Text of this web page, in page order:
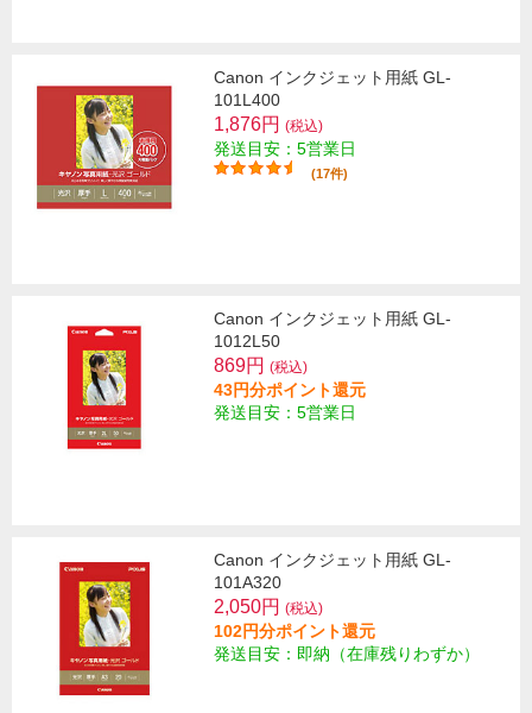
Canon インクジェット用紙 GL-
101L400
1,876円 (税込)
発送目安：5営業日
(17件)
Canon インクジェット用紙 GL-
1012L50
869円 (税込)
43円分ポイント還元
発送目安：5営業日
Canon インクジェット用紙 GL-
101A320
2,050円 (税込)
102円分ポイント還元
発送目安：即納（在庫残りわずか）